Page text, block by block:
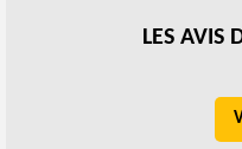
LES AVIS